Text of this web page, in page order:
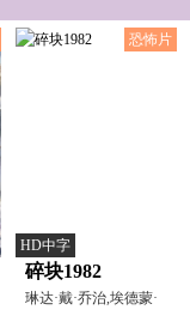
恐怖片
HD中字
碎块1982
琳达·戴·乔治,埃德蒙·